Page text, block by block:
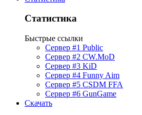
Статистика
Быстрые ссылки
Сервер #1 Public
Сервер #2 CW.MoD
Сервер #3 KiD
Сервер #4 Funny Aim
Сервер #5 CSDM FFA
Сервер #6 GunGame
Скачать